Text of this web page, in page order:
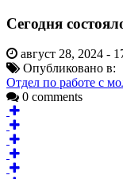
Сегодня
август 28, 2024 -
Опубликовано в:
Отдел по работе с
0 comments